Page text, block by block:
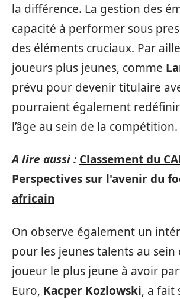
la différence. La gestion des
capacité à performer sous
des éléments cruciaux. Par
joueurs plus jeunes, comme
prévu pour devenir titulaire
pourraient également
l’âge au sein de la compétition.
A lire aussi : Classement du
Perspectives sur l'avenir du
africain
On observe également un
pour les jeunes talents au sein
joueur le plus jeune à avoir
Euro, Kacper Kozlowski, a fait